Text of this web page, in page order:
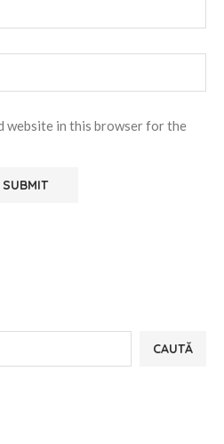
website in this browser for the
CAUTĂ